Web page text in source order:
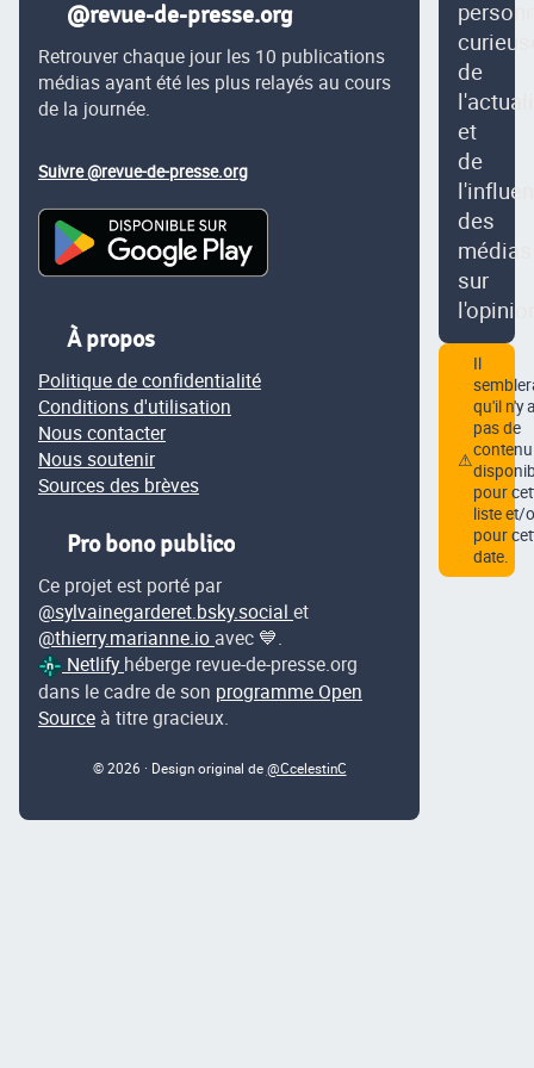
@revue-de-presse.org
Retrouver chaque jour les 10 publications
médias ayant été les plus relayés au cours
de la journée.
Suivre @revue-de-presse.org
À propos
Politique de confidentialité
Conditions d'utilisation
Nous contacter
Nous soutenir
Sources des brèves
Pro bono publico
Ce projet est porté par
@sylvainegarderet.bsky.social et
@thierry.marianne.io avec 💙.
Netlify héberge revue-de-presse.org
dans le cadre de son programme Open
Source à titre gracieux.
© 2026 · Design original de @CcelestinC
de
et
de
des
médias
sur
⚠
Il
qu'il n'y a
pas de
contenu
pour
liste et/
pour
date.